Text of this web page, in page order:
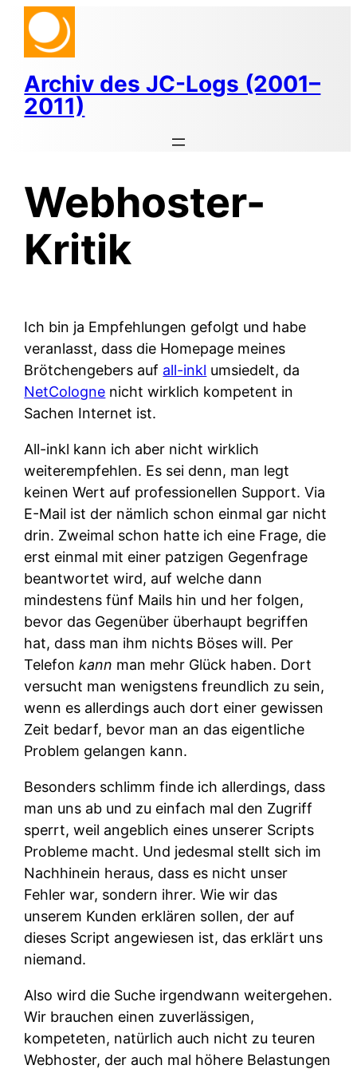
Zum
Inhalt
springen
Archiv des JC-Logs (2001–
2011)
Webhoster-
Kritik
Ich bin ja Empfehlungen gefolgt und habe
veranlasst, dass die Homepage meines
Brötchengebers auf all-inkl umsiedelt, da
NetCologne nicht wirklich kompetent in
Sachen Internet ist.
All-inkl kann ich aber nicht wirklich
weiterempfehlen. Es sei denn, man legt
keinen Wert auf professionellen Support. Via
E-Mail ist der nämlich schon einmal gar nicht
drin. Zweimal schon hatte ich eine Frage, die
erst einmal mit einer patzigen Gegenfrage
beantwortet wird, auf welche dann
mindestens fünf Mails hin und her folgen,
bevor das Gegenüber überhaupt begriffen
hat, dass man ihm nichts Böses will. Per
Telefonkann man mehr Glück haben. Dort
versucht man wenigstens freundlich zu sein,
wenn es allerdings auch dort einer gewissen
Zeit bedarf, bevor man an das eigentliche
Problem gelangen kann.
Besonders schlimm finde ich allerdings, dass
man uns ab und zu einfach mal den Zugriff
sperrt, weil angeblich eines unserer Scripts
Probleme macht. Und jedesmal stellt sich im
Nachhinein heraus, dass es nicht unser
Fehler war, sondern ihrer. Wie wir das
unserem Kunden erklären sollen, der auf
dieses Script angewiesen ist, das erklärt uns
niemand.
Also wird die Suche irgendwann weitergehen.
Wir brauchen einen zuverlässigen,
kompeteten, natürlich auch nicht zu teuren
Webhoster, der auch mal höhere Belastungen